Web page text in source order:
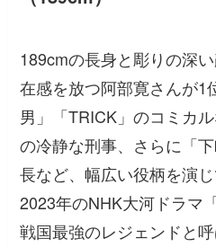
189cmの長身と彫りの深
在感を放つ阿部寛さんが1
男」「TRICK」のコミカ
の冷静な刑事、さらに「
長など、幅広い役柄を演じ
2023年のNHK大河ドラマ
戦国最強のレジェンドと